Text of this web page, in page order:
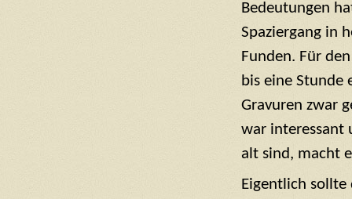
Bedeutungen
Spaziergang in
Funden. Für
bis eine Stunde
Gravuren zwar
war interessant
alt sind, macht
Eigentlich sollte